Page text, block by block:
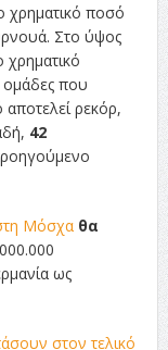
χρηματικό ποσό
Στο ύψος
χρηματικό
ομάδες που
ρεκόρ,
42
Μόσχα θα
ως
στον τελικό